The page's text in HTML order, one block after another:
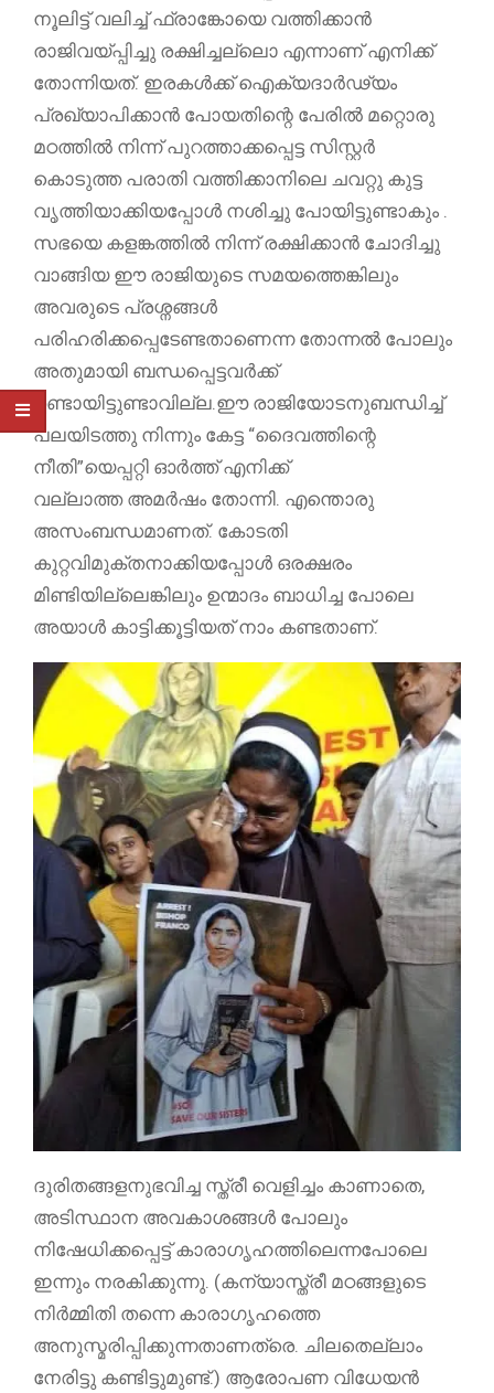
നൂലിട്ട് വലിച്ച് ഫ്രാങ്കോയെ വത്തിക്കാൻ
രാജിവയ്പ്പിച്ചു രക്ഷിച്ചല്ലൊ എന്നാണ് എനിക്ക്
തോന്നിയത്. ഇരകൾക്ക് ഐക്യദാർഢ്യം
പ്രഖ്യാപിക്കാൻ പോയതിന്റെ പേരിൽ മറ്റൊരു
മഠത്തിൽ നിന്ന് പുറത്താക്കപ്പെട്ട സിസ്റ്റർ
കൊടുത്ത പരാതി വത്തിക്കാനിലെ ചവറ്റു കുട്ട
വൃത്തിയാക്കിയപ്പോൾ നശിച്ചു പോയിട്ടുണ്ടാകും .
സഭയെ കളങ്കത്തിൽ നിന്ന് രക്ഷിക്കാൻ ചോദിച്ചു
വാങ്ങിയ ഈ രാജിയുടെ സമയത്തെങ്കിലും
അവരുടെ പ്രശ്നങ്ങൾ
പരിഹരിക്കപ്പെടേണ്ടതാണെന്ന തോന്നൽ പോലും
അതുമായി ബന്ധപ്പെട്ടവർക്ക്
ഉണ്ടായിട്ടുണ്ടാവില്ല.ഈ രാജിയോടനുബന്ധിച്ച്
പലയിടത്തു നിന്നും കേട്ട “ദൈവത്തിന്റെ
നീതി”യെപ്പറ്റി ഓർത്ത് എനിക്ക്
വല്ലാത്ത അമർഷം തോന്നി. എന്തൊരു
അസംബന്ധമാണത്. കോടതി
കുറ്റവിമുക്തനാക്കിയപ്പോൾ ഒരക്ഷരം
മിണ്ടിയില്ലെങ്കിലും ഉന്മാദം ബാധിച്ച പോലെ
അയാൾ കാട്ടിക്കൂട്ടിയത് നാം കണ്ടതാണ്.
ദുരിതങ്ങളനുഭവിച്ച സ്ത്രീ വെളിച്ചം കാണാതെ,
അടിസ്ഥാന അവകാശങ്ങൾ പോലും
നിഷേധിക്കപ്പെട്ട് കാരാഗൃഹത്തിലെന്നപോലെ
ഇന്നും നരകിക്കുന്നു. (കന്യാസ്ത്രീ മഠങ്ങളുടെ
നിർമ്മിതി തന്നെ കാരാഗൃഹത്തെ
അനുസ്മരിപ്പിക്കുന്നതാണത്രെ. ചിലതെല്ലാം
നേരിട്ടു കണ്ടിട്ടുമുണ്ട്.) ആരോപണ വിധേയൻ